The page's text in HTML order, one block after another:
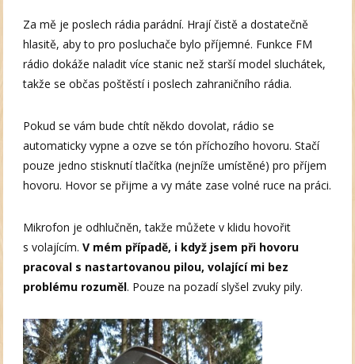
Za mě je poslech rádia parádní. Hrají čistě a dostatečně
hlasitě, aby to pro posluchače bylo příjemné. Funkce FM
rádio dokáže naladit více stanic než starší model sluchátek,
takže se občas poštěstí i poslech zahraničního rádia.
Pokud se vám bude chtít někdo dovolat, rádio se
automaticky vypne a ozve se tón příchozího hovoru. Stačí
pouze jedno stisknutí tlačítka (nejníže umístěné) pro příjem
hovoru. Hovor se přijme a vy máte zase volné ruce na práci.
Mikrofon je odhlučněn, takže můžete v klidu hovořit
s volajícím.V mém případě, i když jsem při hovoru
pracoval s nastartovanou pilou, volající mi bez
problému rozuměl. Pouze na pozadí slyšel zvuky pily.